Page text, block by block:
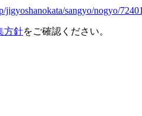
sangyo/nogyo/
方針をご確認ください。